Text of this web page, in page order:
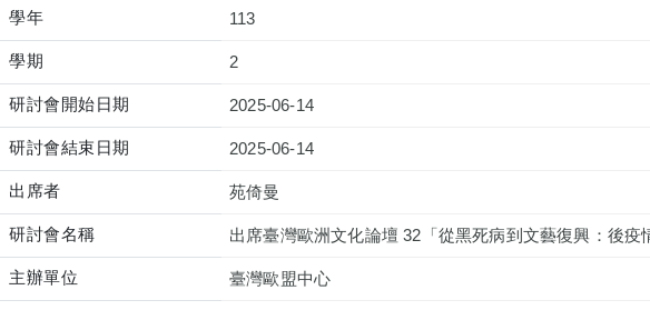
學年 113
學期 2
研討會開始日期 2025-06-14
研討會結束日期 2025-06-14
出席者 苑倚曼
研討會名稱 出席臺灣歐洲文化論壇 32「從黑死病到文藝復興：後疫
主辦單位 臺灣歐盟中心